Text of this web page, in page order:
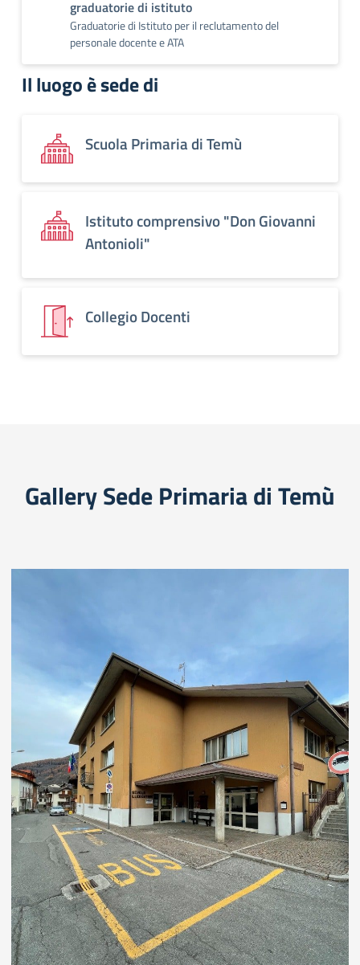
graduatorie di istituto
Graduatorie di Istituto per il reclutamento del
personale docente e ATA
Il luogo è sede di
Scuola Primaria di Temù
Istituto comprensivo "Don Giovanni
Antonioli"
Collegio Docenti
Gallery Sede Primaria di Temù